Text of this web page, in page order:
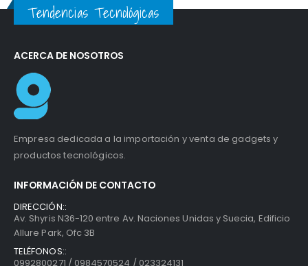
Tendencias Tecnológicas
ACERCA DE NOSOTROS
Empresa dedicada a la importación y venta de gadgets y
productos tecnológicos.
INFORMACIÓN DE CONTACTO
DIRECCIÓN::
Av. Shyris N36-120 entre Av. Naciones Unidas y Suecia, Edificio
Allure Park, Ofc 3B
TELÉFONOS::
0992800271 / 0984570524 / 023324131